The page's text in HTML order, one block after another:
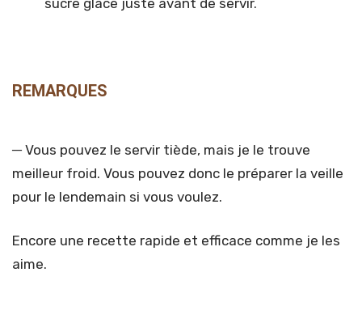
REMARQUES
─ Vous pouvez le servir tiède, mais je le trouve
meilleur froid. Vous pouvez donc le préparer la veille
pour le lendemain si vous voulez.
Encore une recette rapide et efficace comme je les
aime.